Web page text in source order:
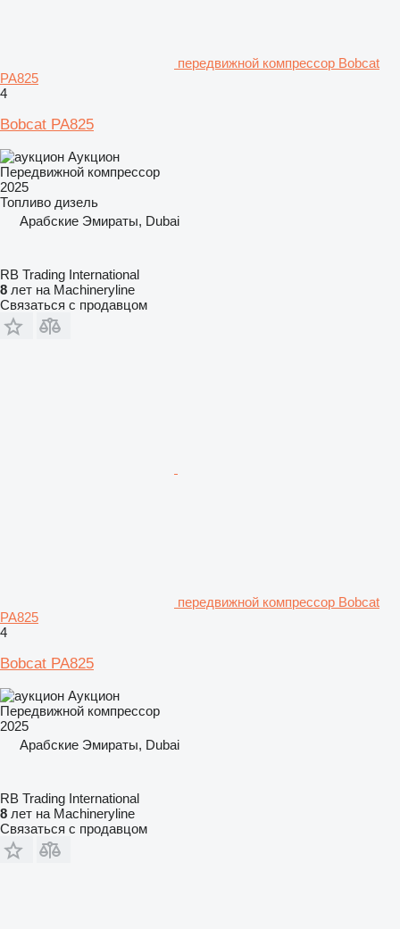
передвижной компрессор Bobcat
PA825
4
Bobcat PA825
Аукцион
Передвижной компрессор
2025
Топливо дизель
Арабские Эмираты, Dubai
RB Trading International
8 лет на Machineryline
Связаться с продавцом
передвижной компрессор Bobcat
PA825
4
Bobcat PA825
Аукцион
Передвижной компрессор
2025
Арабские Эмираты, Dubai
RB Trading International
8 лет на Machineryline
Связаться с продавцом